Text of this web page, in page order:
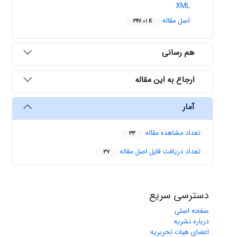
XML
اصل مقاله
346.01 K
هم رسانی
ارجاع به این مقاله
آمار
تعداد مشاهده مقاله 33
تعداد دریافت فایل اصل مقاله 37
دسترسی سریع
صفحه اصلی
درباره نشریه
اعضای هیات تحریریه